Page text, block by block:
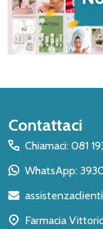
Inizio
del
piè
pagina
Contattaci
Chiamaci: 081
WhatsApp:
Farmacia